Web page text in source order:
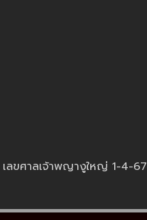
เลขศาลเจ้าพญางูใหญ่ 1-4-67